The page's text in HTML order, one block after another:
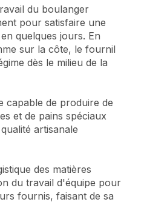
du boulanger
pour satisfaire une
quelques jours. En
sur la côte, le fournil
dès le milieu de la
capable de produire de
et de pains spéciaux
artisanale
des matières
du travail d'équipe pour
fournis, faisant de sa